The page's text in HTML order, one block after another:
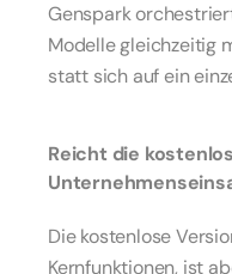
Genspark
Modelle gleichzeitig
statt sich auf ein
Reicht die
Die kostenlose
Kernfunktionen, ist